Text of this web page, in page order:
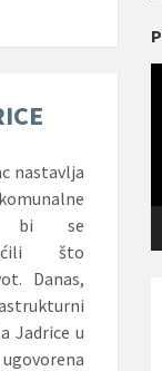
nastavlja
bi se
što
Danas,
Jadrice u